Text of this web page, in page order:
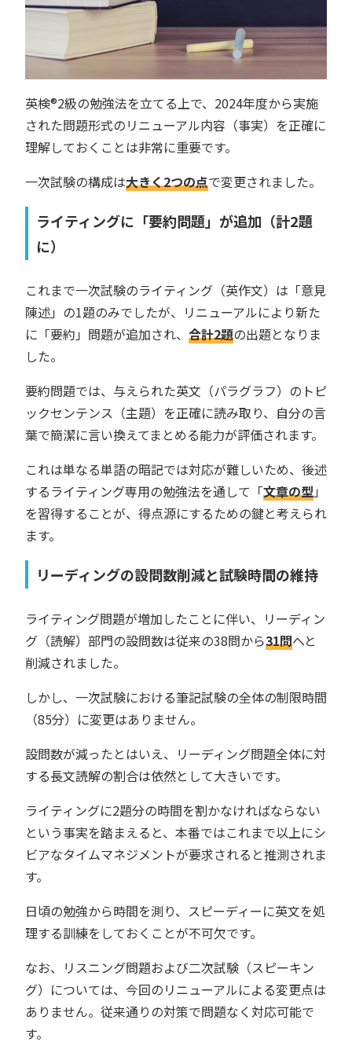
英検®︎2級の勉強法を立てる上で、2024年度から実施
された問題形式のリニューアル内容（事実）を正確に
理解しておくことは非常に重要です。
一次試験の構成は大きく2つの点で変更されました。
ライティングに「要約問題」が追加（計2題
に）
これまで一次試験のライティング（英作文）は「意見
陳述」の1題のみでしたが、リニューアルにより新た
に「要約」問題が追加され、 合計2題の出題となりま
した。
要約問題では、与えられた英文（パラグラフ）のトピ
ックセンテンス（主題）を正確に読み取り、自分の言
葉で簡潔に言い換えてまとめる能力が評価されます。
これは単なる単語の暗記では対応が難しいため、後述
するライティング専用の勉強法を通して「文章の型」
を習得することが、得点源にするための鍵と考えられ
ます。
リーディングの設問数削減と試験時間の維持
ライティング問題が増加したことに伴い、リーディン
グ（読解）部門の設問数は従来の38問から31問へと
削減されました。
しかし、一次試験における筆記試験の全体の制限時間
（85分）に変更はありません。
設問数が減ったとはいえ、リーディング問題全体に対
する長文読解の割合は依然として大きいです。
ライティングに2題分の時間を割かなければならない
という事実を踏まえると、本番ではこれまで以上にシ
ビアなタイムマネジメントが要求されると推測されま
す。
日頃の勉強から時間を測り、スピーディーに英文を処
理する訓練をしておくことが不可欠です。
なお、リスニング問題および二次試験（スピーキン
グ）については、今回のリニューアルによる変更点は
ありません。従来通りの対策で問題なく対応可能で
す。